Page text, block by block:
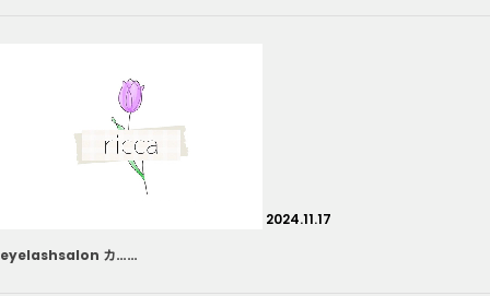
2024.11.17
eyelashsalon カ……